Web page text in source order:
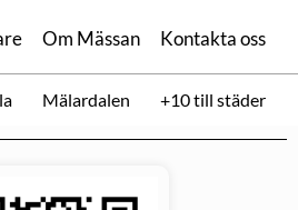
Om Mässan Kontakta oss
Mälardalen +10 till städer